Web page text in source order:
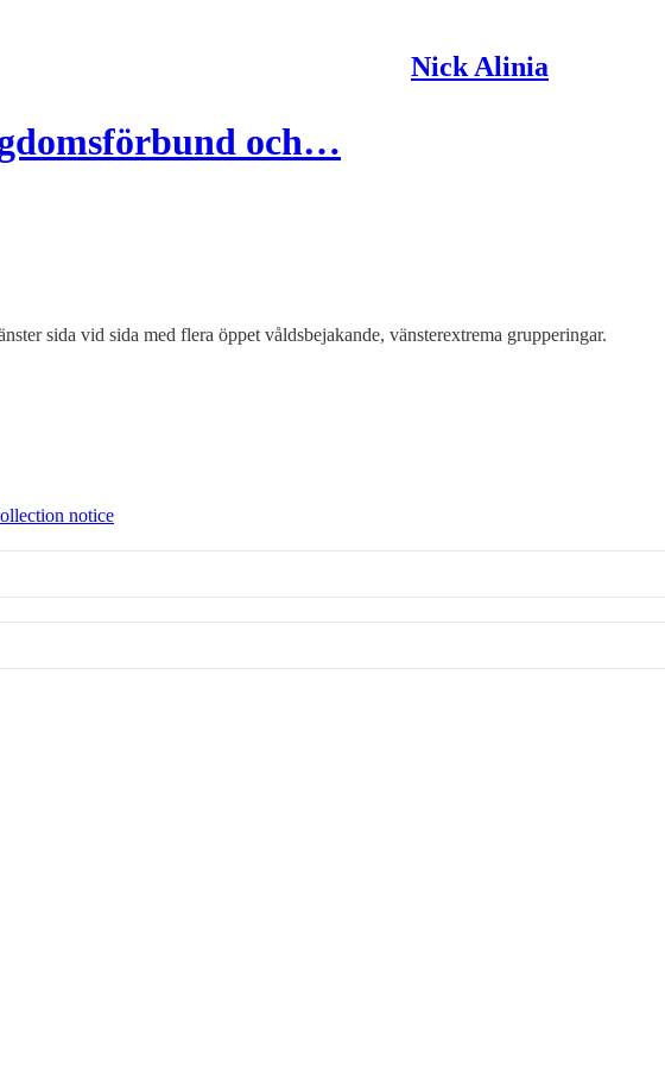
Nick Alinia
och…
sida vid sida med flera öppet våldsbejakande, vänsterextrema grupperingar.
notice